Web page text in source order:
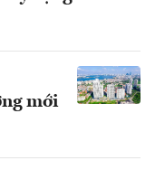
mới